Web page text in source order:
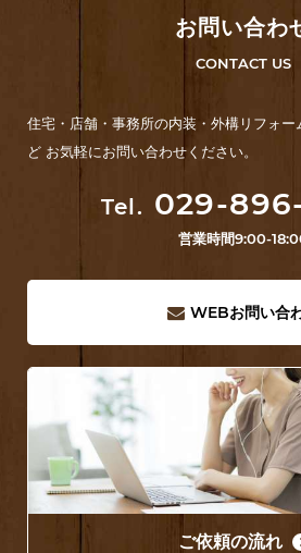
お問い合わ
CONTACT US
住宅・店舗・事務所の内装・外構リフォー
ど お気軽にお問い合わせください。
Tel. 029-
営業時間9:00-
WEBお問い合
ご依頼の流れ